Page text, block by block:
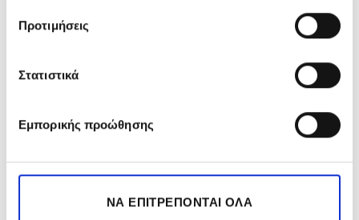
Προτιμήσεις
Στατιστικά
Εμπορικής προώθησης
ΝΑ ΕΠΙΤΡΈΠΟΝΤΑΙ ΌΛΑ
AVEDA MEN